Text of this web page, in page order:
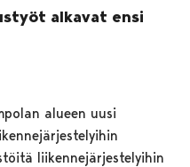
alkavat ensi
alueen uusi
liikennejärjestelyihin